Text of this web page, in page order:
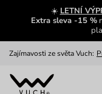
☀️ LETNÍ
Extra sleva -15 %
Zajímavosti ze světa Vuch:
Výměna a vrácení zdarma
Oblíbenci jsou zpět